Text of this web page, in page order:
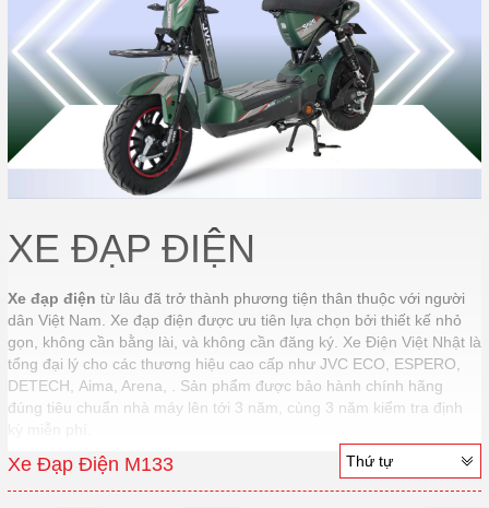
XE ĐẠP ĐIỆN
Xe đạp điện từ lâu đã trở thành phương tiện thân thuộc với người
dân Việt Nam. Xe đạp điện được ưu tiên lựa chọn bởi thiết kế nhỏ
gọn, không cần bằng lài, và không cần đăng ký. Xe Điện Việt Nhật là
tổng đại lý cho các thương hiệu cao cấp như JVC ECO, ESPERO,
DETECH, Aima, Arena, . Sản phẩm được bảo hành chính hãng
đúng tiêu chuẩn nhà máy lên tới 3 năm, cùng 3 năm kiểm tra định
Xe Đạp Điện M133 Thứ tự